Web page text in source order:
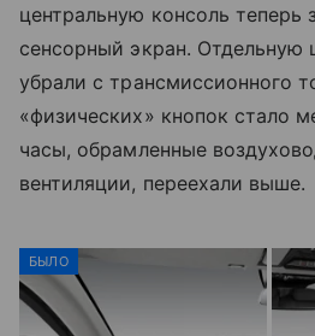
центральную консоль теперь
сенсорный экран. Отдельную
убрали с трансмиссионного
«физических» кнопок стало
часы, обрамленные
вентиляции, переехали выше.
БЫЛО